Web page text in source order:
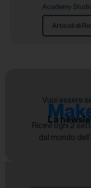
Academy
Articoli di
Vuoi essere
La
Ricevi ogni 2
dal mondo dell’